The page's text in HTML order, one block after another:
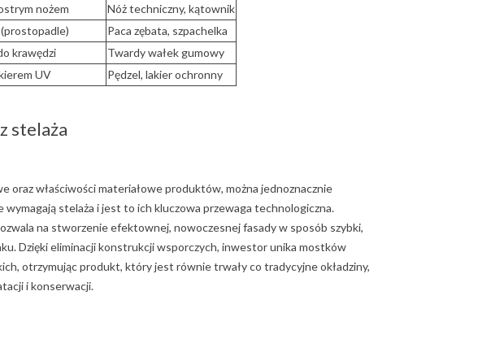
nożem
Nóż techniczny, kątownik
(prostopadle)
Paca zębata, szpachelka
krawędzi
Twardy wałek gumowy
UV Pędzel, lakier ochronny
stelaża
oraz właściwości materiałowe produktów, można jednoznacznie
stelaża i jest to ich kluczowa przewaga technologiczna.
na stworzenie efektownej, nowoczesnej fasady w sposób szybki,
Dzięki eliminacji konstrukcji wsporczych, inwestor unika mostków
otrzymując produkt, który jest równie trwały co tradycyjne okładziny,
i konserwacji.